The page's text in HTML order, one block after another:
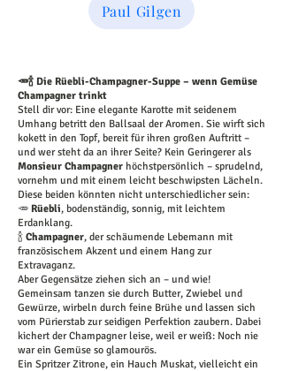
Paul Gilgen
🥕🍾 Die Rüebli-Champagner-Suppe – wenn Gemüse
Champagner trinkt
Stell dir vor: Eine elegante Karotte mit seidenem
Umhang betritt den Ballsaal der Aromen. Sie wirft sich
kokett in den Topf, bereit für ihren großen Auftritt –
und wer steht da an ihrer Seite? Kein Geringerer als
Monsieur Champagner höchstpersönlich – sprudelnd,
vornehm und mit einem leicht beschwipsten Lächeln.
Diese beiden könnten nicht unterschiedlicher sein:
🥕 Rüebli, bodenständig, sonnig, mit leichtem
Erdanklang.
🍾Champagner, der schäumende Lebemann mit
französischem Akzent und einem Hang zur
Extravaganz.
Aber Gegensätze ziehen sich an – und wie!
Gemeinsam tanzen sie durch Butter, Zwiebel und
Gewürze, wirbeln durch feine Brühe und lassen sich
vom Pürierstab zur seidigen Perfektion zaubern. Dabei
kichert der Champagner leise, weil er weiß: Noch nie
war ein Gemüse so glamourös.
Ein Spritzer Zitrone, ein Hauch Muskat, vielleicht ein